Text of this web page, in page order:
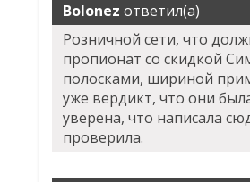
Bolonez ответил(а)
Розничной сети, что
пропионат со скидкой
полосками, шириной
уже вердикт, что они
уверена, что написала
проверила.